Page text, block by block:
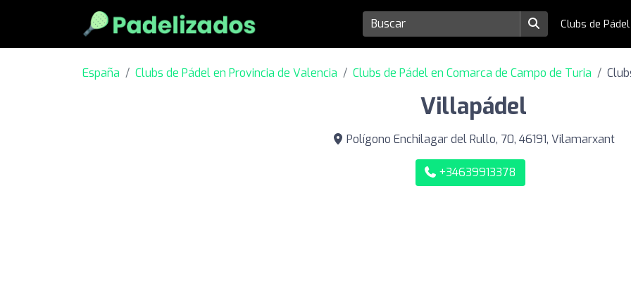
Clubs de
España Clubs de Pádel en Provincia de Valencia Clubs de Pádel en Comarca de Campo de Turia
Villapádel
Polígono Enchilagar del Rullo, 70, 46191, Vilamarxant
+34639913378